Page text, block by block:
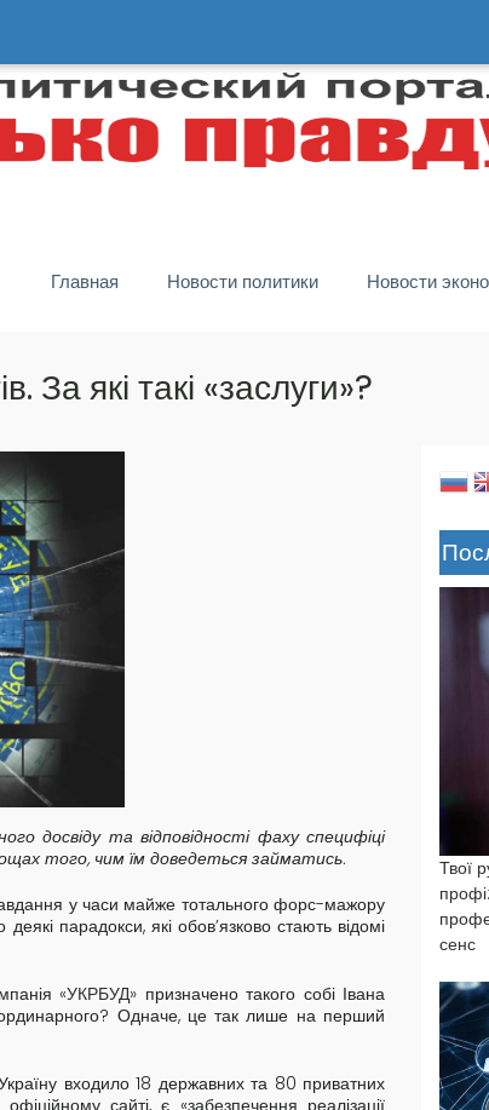
Главная Новости политики Новости
За які такі «заслуги»?
досвіду та відповідності фаху специфіці
того, чим їм доведеться займатись.
завдання у часи майже тотального форс-мажору
парадокси, які обов’язково стають відомі
«УКРБУД» призначено такого собі Івана
Одначе, це так лише на перший
входило 18 державних та 80 приватних
сайті, є «забезпечення реалізації
Твої
сенс